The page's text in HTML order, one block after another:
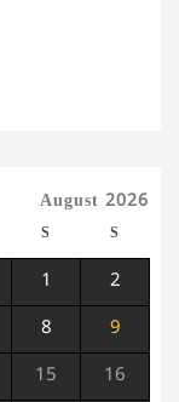
August 2026
S S
1 2
8 9
15 16